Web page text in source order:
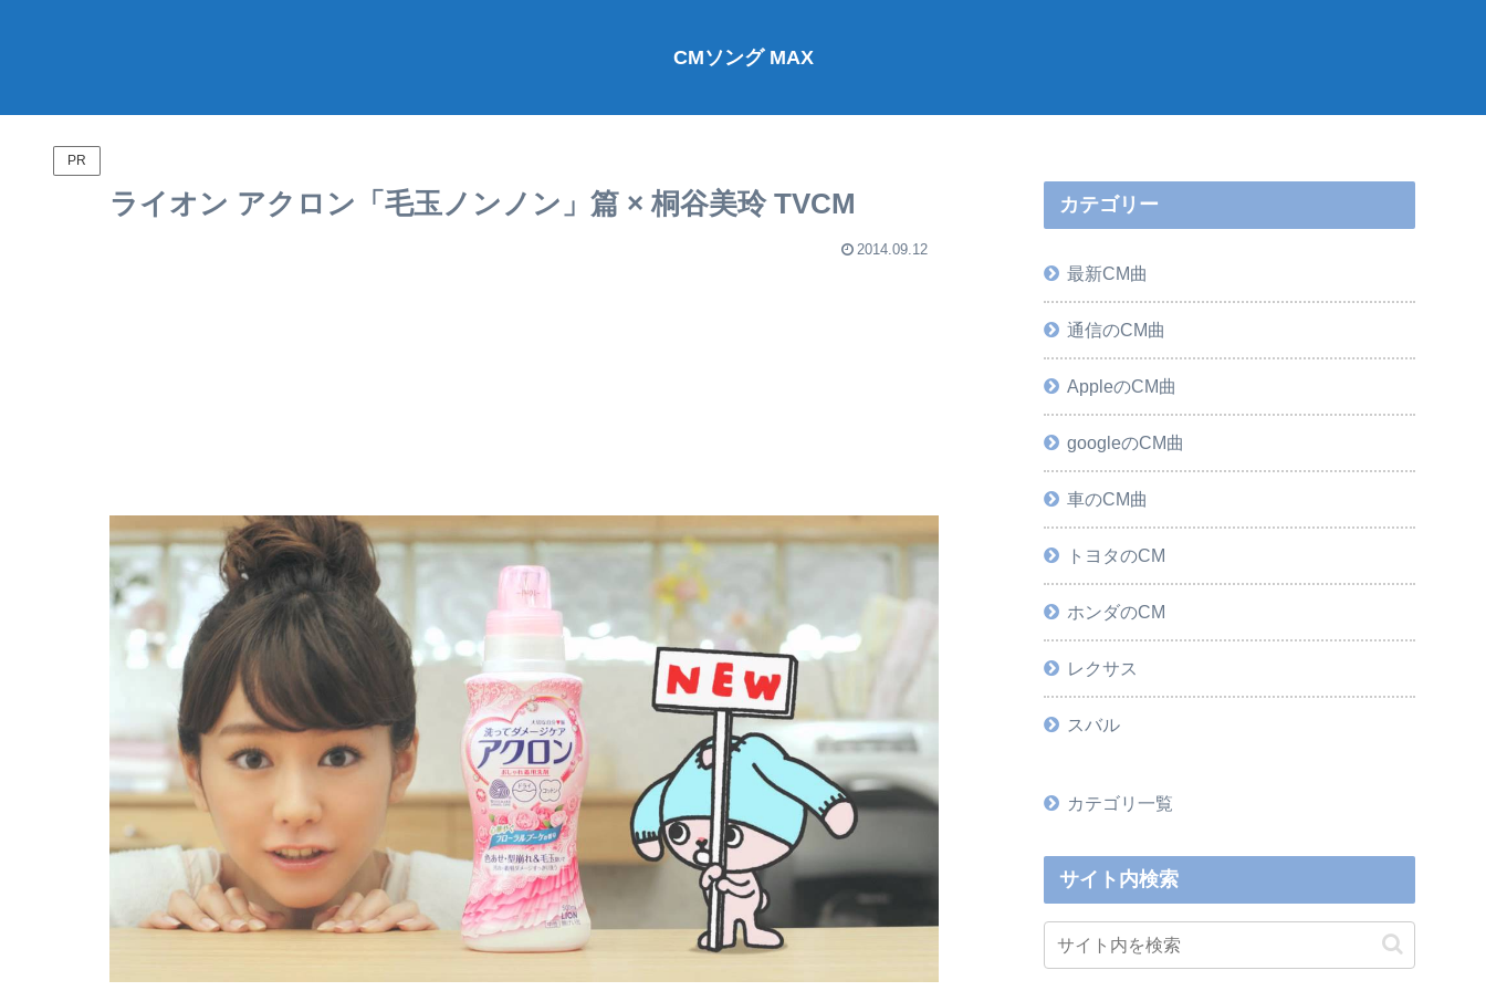
CMソング MAX
PR
ライオン アクロン「毛玉ノンノン」篇 × 桐谷美玲 TVCM
2014.09.12
カテゴリー
最新CM曲
通信のCM曲
AppleのCM曲
googleのCM曲
車のCM曲
トヨタのCM
ホンダのCM
レクサス
スバル
カテゴリ一覧
サイト内検索